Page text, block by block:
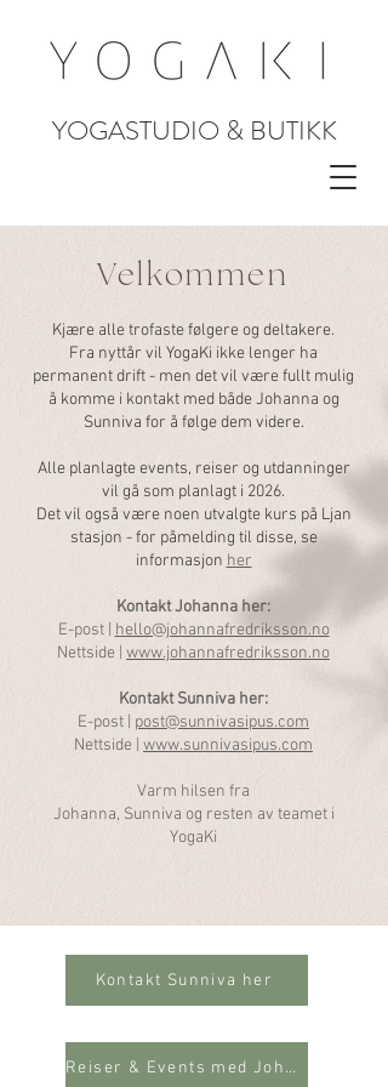
YOGASTUDIO & BUTIKK
Velkommen
Kjære alle trofaste følgere og deltakere.
Fra nyttår vil YogaKi ikke lenger ha
permanent drift - men det vil være fullt mulig
å komme i kontakt med både Johanna og
Sunniva for å følge dem videre.
Alle planlagte events, reiser og utdanninger
vil gå som planlagt i 2026.
Det vil også være noen utvalgte kurs på Ljan
stasjon - for påmelding til disse, se
informasjon her
Kontakt Johanna her:
E-post | hello@johannafredriksson.no
Nettside | www.johannafredriksson.no
Kontakt Sunniva her:
E-post | post@sunnivasipus.com
Nettside | www.sunnivasipus.com
Varm hilsen fra
Johanna, Sunniva og resten av teamet i
YogaKi
Kontakt Sunniva her
Reiser & Events med Johanna her